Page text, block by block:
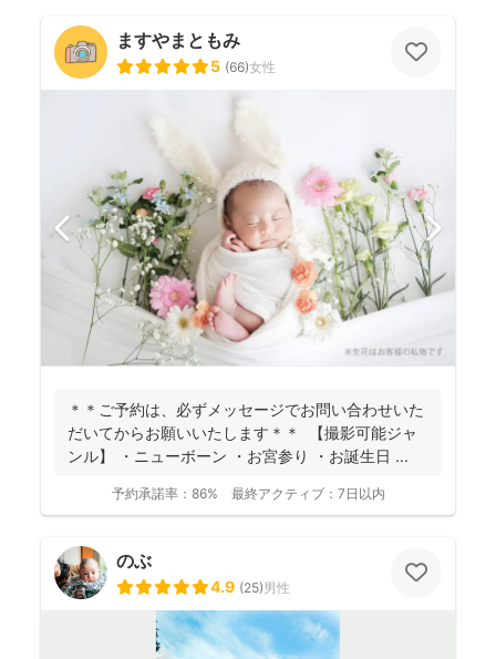
ますやまともみ
5 (66)女性
＊＊ご予約は、必ずメッセージでお問い合わせいた
だいてからお願いいたします＊＊ 【撮影可能ジャ
ンル】 ・ニューボーン ・お宮参り ・お誕生日 ...
予約承諾率： 86% 最終アクティブ： 7日以内
のぶ
4.9 (25)男性